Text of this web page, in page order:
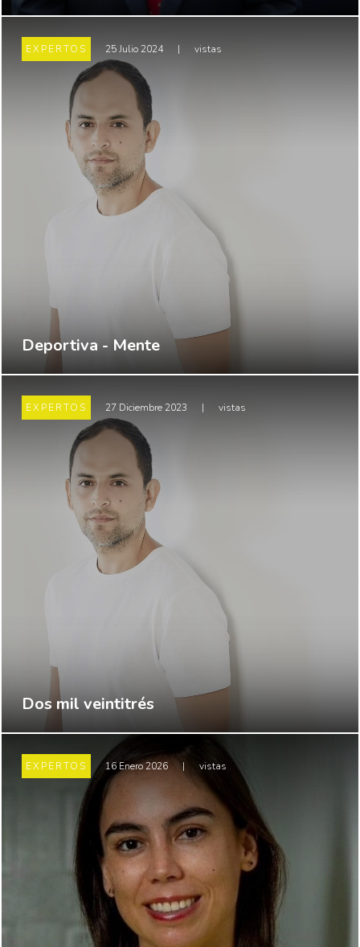
EXPERTOS 25 Julio 2024 | vistas
Deportiva - Mente
EXPERTOS 27 Diciembre 2023 | vistas
Dos mil veintitrés
EXPERTOS 16 Enero 2026 | vistas